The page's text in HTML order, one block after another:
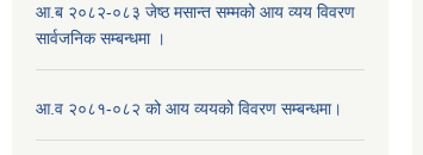
आ.ब २०८२-०८३ जेष्ठ मसान्त सम्मको आय व्यय विवरण
सार्वजनिक सम्बन्धमा ।
आ.व २०८१-०८२ को आय व्ययको विवरण सम्बन्धमा।